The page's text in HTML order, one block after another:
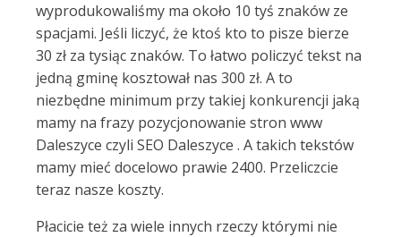
wyprodukowaliśmy ma około 10 tyś znaków ze
spacjami. Jeśli liczyć, że ktoś kto to pisze bierze
30 zł za tysiąc znaków. To łatwo policzyć tekst na
jedną gminę kosztował nas 300 zł. A to
niezbędne minimum przy takiej konkurencji jaką
mamy na frazy pozycjonowanie stron www
Daleszyce czyli SEO Daleszyce . A takich tekstów
mamy mieć docelowo prawie 2400. Przeliczcie
teraz nasze koszty.
Płacicie też za wiele innych rzeczy którymi nie